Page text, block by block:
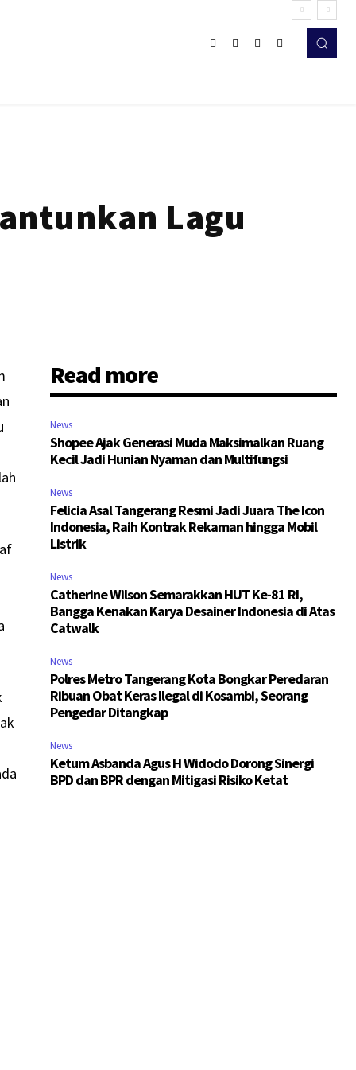
Lagu
Read more
News
Shopee Ajak Generasi Muda Maksimalkan Ruang
Kecil Jadi Hunian Nyaman dan Multifungsi
News
Felicia Asal Tangerang Resmi Jadi Juara The Icon
Indonesia, Raih Kontrak Rekaman hingga Mobil
Listrik
News
Catherine Wilson Semarakkan HUT Ke-81 RI,
Bangga Kenakan Karya Desainer Indonesia di Atas
Catwalk
News
Polres Metro Tangerang Kota Bongkar Peredaran
Ribuan Obat Keras Ilegal di Kosambi, Seorang
Pengedar Ditangkap
News
Ketum Asbanda Agus H Widodo Dorong Sinergi
BPD dan BPR dengan Mitigasi Risiko Ketat